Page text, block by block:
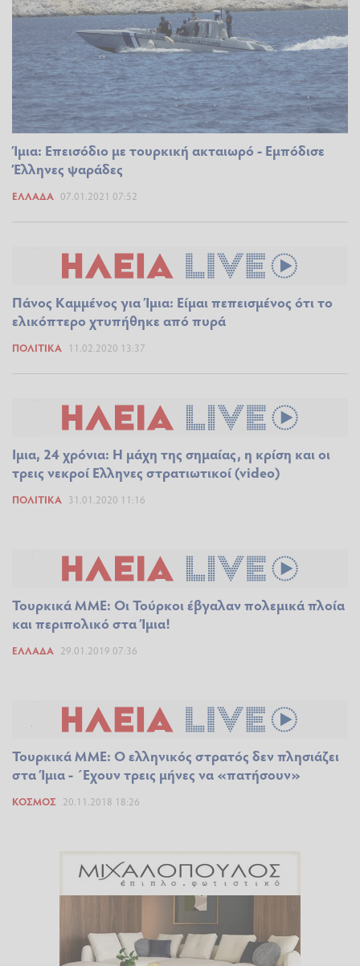
Ίμια: Επεισόδιο με τουρκική ακταιωρό - Εμπόδισε
Έλληνες ψαράδες
ΕΛΛΆΔΑ 07.01.2021 07:52
Πάνος Καμμένος για Ίμια: Είμαι πεπεισμένος ότι το
ελικόπτερο χτυπήθηκε από πυρά
ΠΟΛΙΤΙΚΆ 11.02.2020 13:37
Ιμια, 24 χρόνια: Η μάχη της σημαίας, η κρίση και οι
τρεις νεκροί Ελληνες στρατιωτικοί (video)
ΠΟΛΙΤΙΚΆ 31.01.2020 11:16
Τουρκικά ΜΜΕ: Οι Τούρκοι έβγαλαν πολεμικά πλοία
και περιπολικό στα Ίμια!
ΕΛΛΆΔΑ 29.01.2019 07:36
Τουρκικά ΜΜΕ: Ο ελληνικός στρατός δεν πλησιάζει
στα Ίμια - ΄Εχουν τρεις μήνες να «πατήσουν»
ΚΌΣΜΟΣ 20.11.2018 18:26